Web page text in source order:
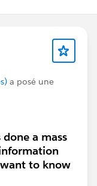
a posé une
a mass
to know